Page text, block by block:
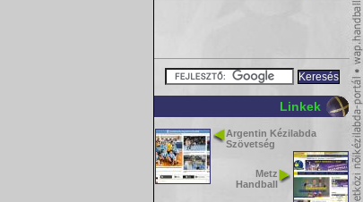
Linkek
Argentin Kézilabda
Szövetség
Metz
Handball